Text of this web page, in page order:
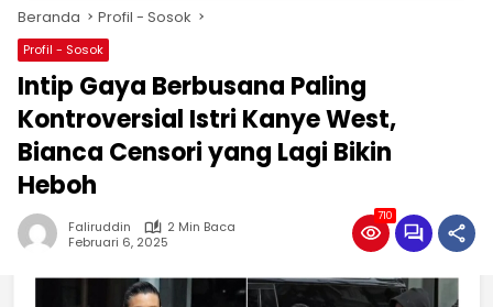
Beranda Profil - Sosok
Profil - Sosok
Intip Gaya Berbusana Paling
Kontroversial Istri Kanye West,
Bianca Censori yang Lagi Bikin
Heboh
Faliruddin
2 Min Baca
Februari 6, 2025
710